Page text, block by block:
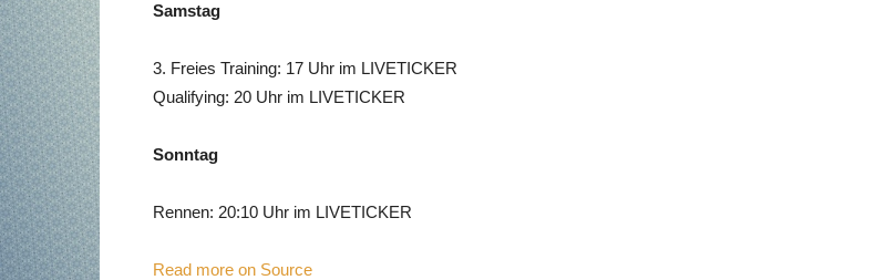
Samstag
3. Freies Training: 17 Uhr im LIVETICKER
Qualifying: 20 Uhr im LIVETICKER
Sonntag
Rennen: 20:10 Uhr im LIVETICKER
Read more on Source